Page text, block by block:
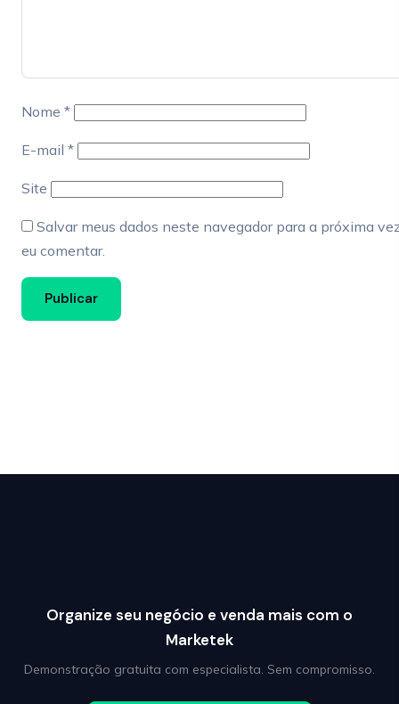
Nome *
E-mail *
Site
Salvar meus dados neste navegador para a próxima
eu comentar.
Organize seu negócio e venda mais com o
Marketek
Demonstração gratuita com especialista. Sem compromisso.